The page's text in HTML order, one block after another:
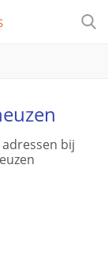
bij